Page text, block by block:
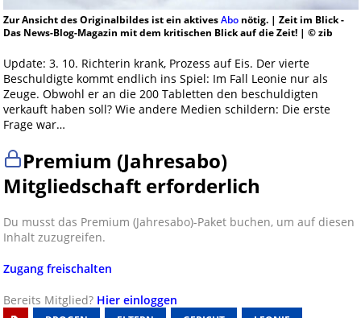
Zur Ansicht des Originalbildes ist ein aktivesAbonötig. | Zeit im Blick -
Das News-Blog-Magazin mit dem kritischen Blick auf die Zeit! | © zib
Update: 3. 10. Richterin krank, Prozess auf Eis. Der vierte
Beschuldigte kommt endlich ins Spiel: Im Fall Leonie nur als
Zeuge. Obwohl er an die 200 Tabletten den beschuldigten
verkauft haben soll? Wie andere Medien schildern: Die erste
Frage war…
Premium (Jahresabo)
Mitgliedschaft erforderlich
Du musst das Premium (Jahresabo)-Paket buchen, um auf diesen
Inhalt zuzugreifen.
Zugang freischalten
Bereits Mitglied? Hier einloggen